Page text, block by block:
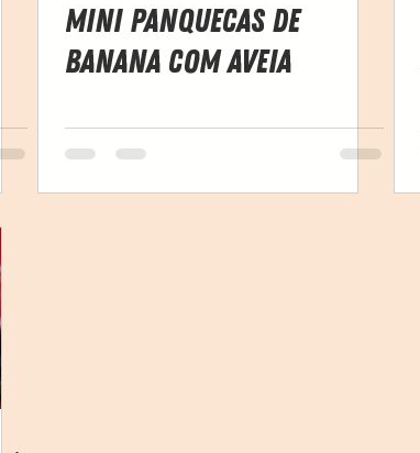
Mini Panquecas de
Banana com Aveia